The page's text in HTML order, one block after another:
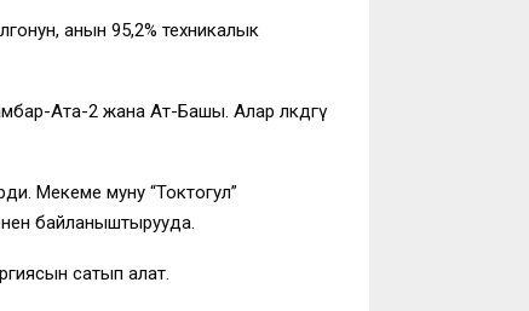
анын 95,2% техникалык
Ата-2 жана Ат-Башы. Алар өлкөдөгү
Мекеме муну “Токтогул”
байланыштырууда.
сатып алат.